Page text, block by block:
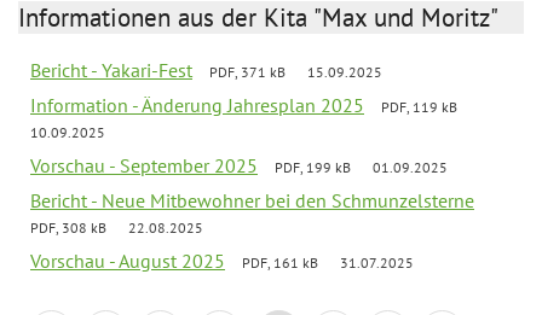
Informationen aus der Kita "Max und Moritz"
Bericht - Yakari-Fest PDF, 371 kB 15.09.2025
Information - Änderung Jahresplan 2025
PDF, 119 kB
10.09.2025
Vorschau - September 2025 PDF, 199 kB 01.09.2025
Bericht - Neue Mitbewohner bei den Schmunzelsterne
PDF, 308 kB 22.08.2025
Vorschau - August 2025 PDF, 161 kB 31.07.2025